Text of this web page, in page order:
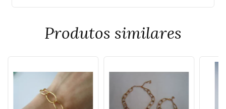
Produtos similares